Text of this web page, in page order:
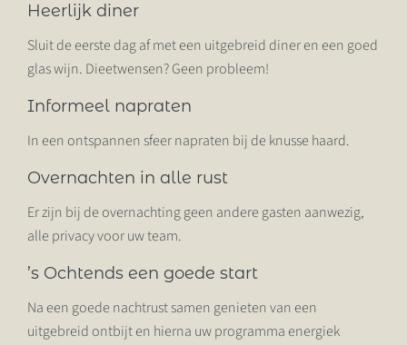
Heerlijk diner
Sluit de eerste dag af met een uitgebreid dineren een goed
glas wijn. Dieetwensen? Geen probleem!
Informeel napraten
In een ontspannen sfeer napraten bij de knusse haard.
Overnachten in alle rust
Er zijn bij de overnachting geen andere gasten aanwezig,
alle privacy voor uw team.
’s Ochtends een goede start
Na een goede nachtrust samen genieten van een
uitgebreid ontbijt en hierna uw programma energiek